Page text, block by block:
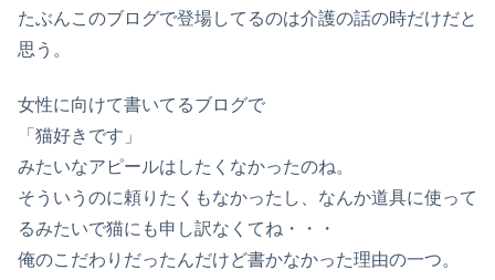
たぶんこのブログで登場してるのは介護の話の時だけだと
思う。
女性に向けて書いてるブログで
「猫好きです」
みたいなアピールはしたくなかったのね。
そういうのに頼りたくもなかったし、なんか道具に使って
るみたいで猫にも申し訳なくてね・・・
俺のこだわりだったんだけど書かなかった理由の一つ。